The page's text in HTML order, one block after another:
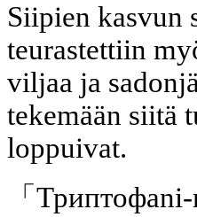
Siipien kasvun
teurastettiin
viljaa ja
tekemään siitä
loppuivat.
「